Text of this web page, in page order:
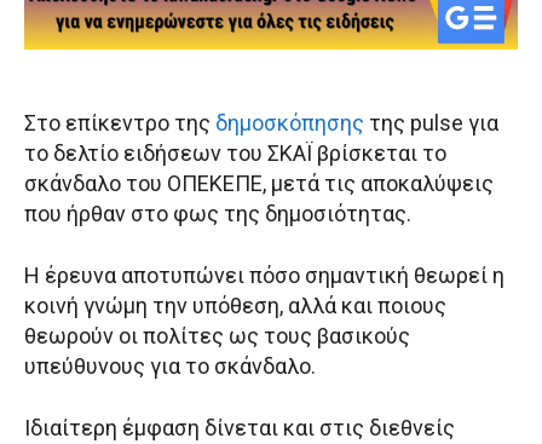
Στο επίκεντρο της δημοσκόπησης της pulse για
το δελτίο ειδήσεων του ΣΚΑΪ βρίσκεται το
σκάνδαλο του ΟΠΕΚΕΠΕ, μετά τις αποκαλύψεις
που ήρθαν στο φως της δημοσιότητας.
Η έρευνα αποτυπώνει πόσο σημαντική θεωρεί η
κοινή γνώμη την υπόθεση, αλλά και ποιους
θεωρούν οι πολίτες ως τους βασικούς
υπεύθυνους για το σκάνδαλο.
Ιδιαίτερη έμφαση δίνεται και στις διεθνείς